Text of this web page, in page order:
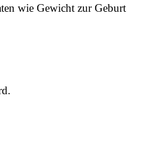
wie Gewicht zur Geburt